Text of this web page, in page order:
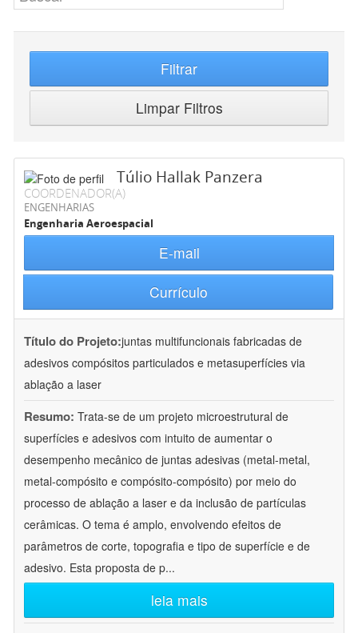
Filtrar
Limpar Filtros
Túlio Hallak Panzera
COORDENADOR(A)
ENGENHARIAS
Engenharia Aeroespacial
E-mail
Currículo
Título do Projeto:juntas multifuncionais fabricadas de
adesivos compósitos particulados e metasuperfícies via
ablação a laser
Resumo: Trata-se de um projeto microestrutural de
superfícies e adesivos com intuito de aumentar o
desempenho mecânico de juntas adesivas (metal-metal,
metal-compósito e compósito-compósito) por meio do
processo de ablação a laser e da inclusão de partículas
cerâmicas. O tema é amplo, envolvendo efeitos de
parâmetros de corte, topografia e tipo de superfície e de
adesivo. Esta proposta de p...
leia mais